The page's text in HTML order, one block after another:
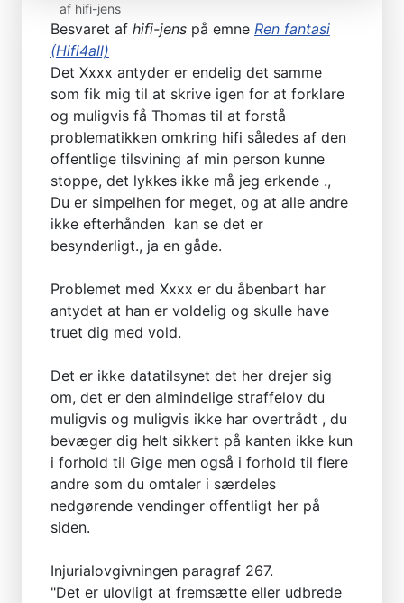
af hifi-jens
Besvaret af hifi-jens på emne Ren fantasi
(Hifi4all)
Det Xxxx antyder er endelig det samme
som fik mig til at skrive igen for at forklare
og muligvis få Thomas til at forstå
problematikken omkring hifi således af den
offentlige tilsvining af min person kunne
stoppe, det lykkes ikke må jeg erkende .,
Du er simpelhen for meget, og at alle andre
ikke efterhånden kan se det er
besynderligt., ja en gåde.
Problemet med Xxxx er du åbenbart har
antydet at han er voldelig og skulle have
truet dig med vold.
Det er ikke datatilsynet det her drejer sig
om, det er den almindelige straffelov du
muligvis og muligvis ikke har overtrådt , du
bevæger dig helt sikkert på kanten ikke kun
i forhold til Gige men også i forhold til flere
andre som du omtaler i særdeles
nedgørende vendinger offentligt her på
siden.
Injurialovgivningen paragraf 267.
"Det er ulovligt at fremsætte eller udbrede